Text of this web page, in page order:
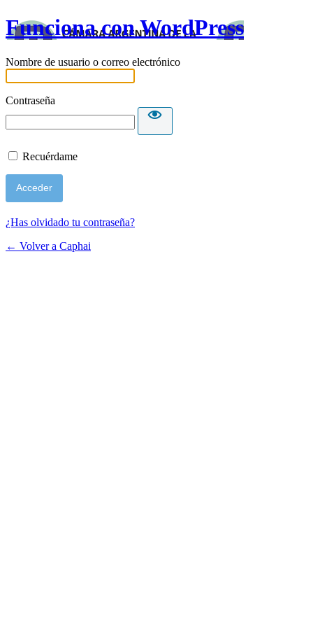
Funciona con WordPress
Nombre de usuario o correo electrónico
Contraseña
Recuérdame
¿Has olvidado tu contraseña?
← Volver a Caphai